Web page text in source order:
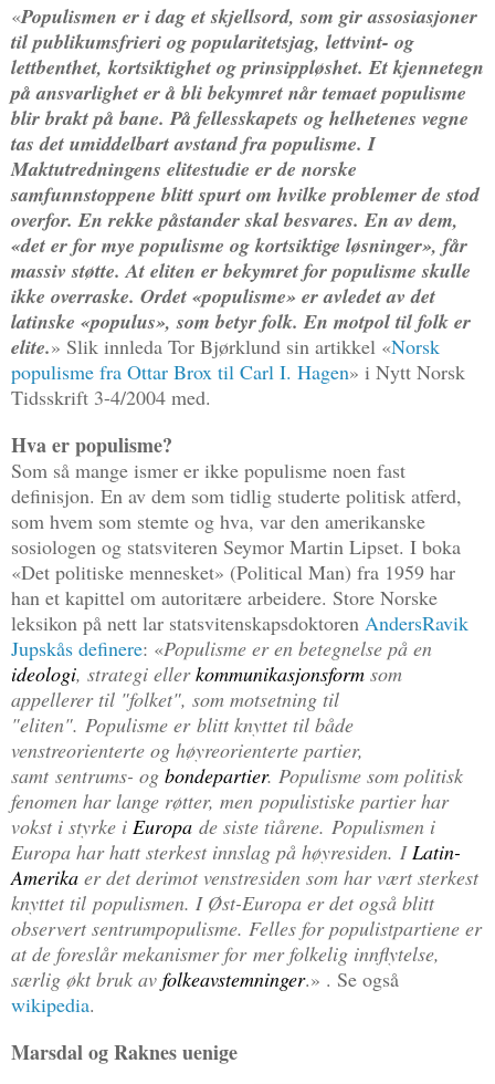
«Populismen er i dag et skjellsord, som gir assosiasjoner
til publikumsfrieri og popularitetsjag, lettvint- og
lettbenthet, kortsiktighet og prinsippløshet. Et kjennetegn
på ansvarlighet er å bli bekymret når temaet populisme
blir brakt på bane. På fellesskapets og helhetenes vegne
tas det umiddelbart avstand fra populisme. I
Maktutredningens elitestudie er de norske
samfunnstoppene blitt spurt om hvilke problemer de stod
overfor. En rekke påstander skal besvares. En av dem,
«det er for mye populisme og kortsiktige løsninger», får
massiv støtte. At eliten er bekymret for populisme skulle
ikke overraske. Ordet «populisme» er avledet av det
latinske «populus», som betyr folk. En motpol til folk er
elite.» Slik innleda Tor Bjørklund sin artikkel «Norsk
populisme fra Ottar Brox til Carl I. Hagen» i Nytt Norsk
Tidsskrift 3-4/2004 med.
Hva er populisme?
Som så mange ismer er ikke populisme noen fast
definisjon. En av dem som tidlig studerte politisk atferd,
som hvem som stemte og hva, var den amerikanske
sosiologen og statsviteren Seymor Martin Lipset. I boka
«Det politiske mennesket» (Political Man) fra 1959 har
han et kapittel om autoritære arbeidere. Store Norske
leksikon på nett lar statsvitenskapsdoktoren AndersRavik
Jupskås definere: «Populisme er en betegnelse på en
ideologi, strategi ellerkommunikasjonsform som
appellerer til "folket", som motsetning til
"eliten". Populisme er blitt knyttet til både
venstreorienterte og høyreorienterte partier,
samt sentrums- og bondepartier. Populisme som politisk
fenomen har lange røtter, men populistiske partier har
vokst i styrke i Europa de siste tiårene. Populismen i
Europa har hatt sterkest innslag på høyresiden. I Latin-
Amerika er det derimot venstresiden som har vært sterkest
knyttet til populismen. I Øst-Europa er det også blitt
observert sentrumpopulisme. Felles for populistpartiene er
at de foreslår mekanismer for mer folkelig innflytelse,
særlig økt bruk av folkeavstemninger.» . Se også
wikipedia.
Marsdal og Raknes uenige